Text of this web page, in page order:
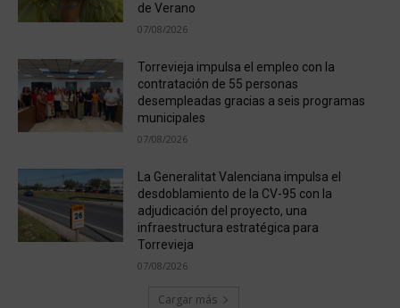
de Verano
07/08/2026
Torrevieja impulsa el empleo con la
contratación de 55 personas
desempleadas gracias a seis programas
municipales
07/08/2026
La Generalitat Valenciana impulsa el
desdoblamiento de la CV-95 con la
adjudicación del proyecto, una
infraestructura estratégica para
Torrevieja
07/08/2026
Cargar más